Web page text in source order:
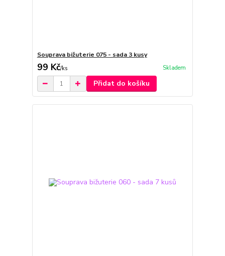
Souprava bižuterie 075 - sada 3 kusy
99 Kč/ks Skladem
Přidat do košíku